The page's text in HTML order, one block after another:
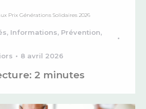
Prix Générations Solidaires 2026
, Informations, Prévention,
8 avril 2026
2 minutes